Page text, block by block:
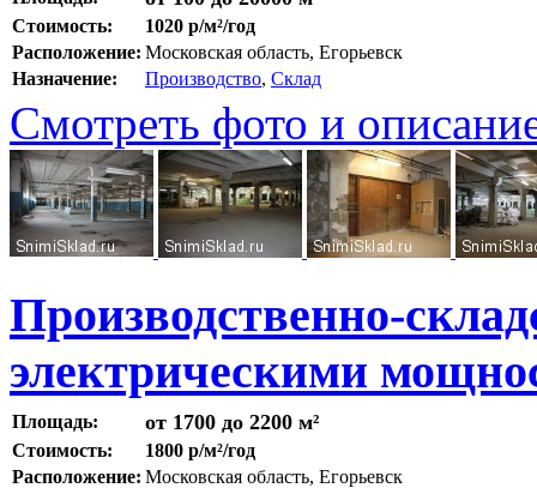
Стоимость:
1020 р/м²/год
Расположение: Московская область, Егорьевск
Назначение:
Производство, Склад
Смотреть фото и
Производственно-
электрическими
Площадь: от 1700 до 2200 м²
Стоимость:
1800 р/м²/год
Расположение: Московская область, Егорьевск